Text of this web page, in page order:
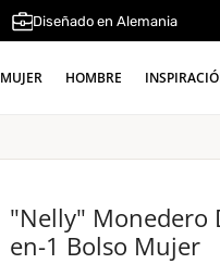
Diseñado en Alemania
MUJER HOMBRE
"Nelly" Monedero
en-1 Bolso Mujer